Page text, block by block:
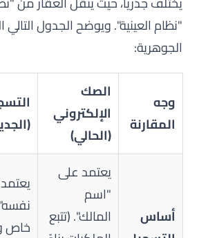
"نظام العينية". ويوضح الجدول التالي
الجوهرية:
وجه
المقارنة
الصك
الإلكتروني
(الحالي)
أساس
يعتمد على
"اسم
المالك". (تتبع
خاص